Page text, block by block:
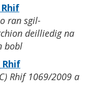
ran sgil-
deilliedig na
bobl
Rhif
Rhif 1069/2009 a